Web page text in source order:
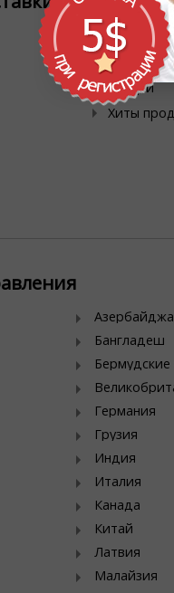
Скидки
Хиты
Бангладеш
Германия
Грузия
Индия
Италия
Канада
Китай
Латвия
Малайзия